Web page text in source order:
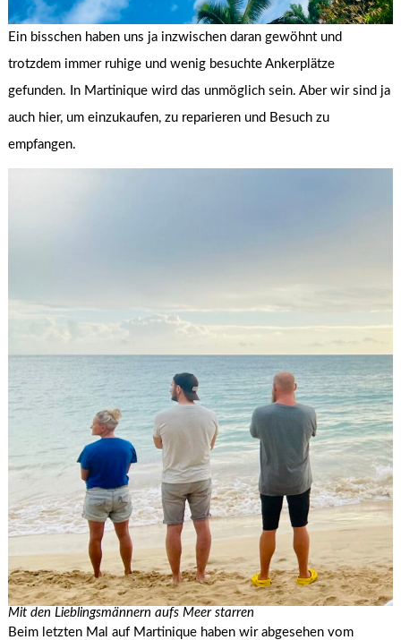
Ein bisschen haben uns ja inzwischen daran gewöhnt und
trotzdem immer ruhige und wenig besuchte Ankerplätze
gefunden. In Martinique wird das unmöglich sein. Aber wir sind ja
auch hier, um einzukaufen, zu reparieren und Besuch zu
empfangen.
Mit den Lieblingsmännern aufs Meer starren
Beim letzten Mal auf Martinique haben wir abgesehen vom